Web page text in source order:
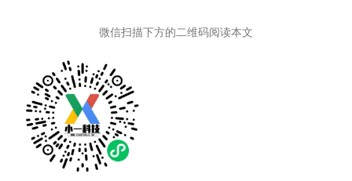
微信扫描下方的二维码阅读本文